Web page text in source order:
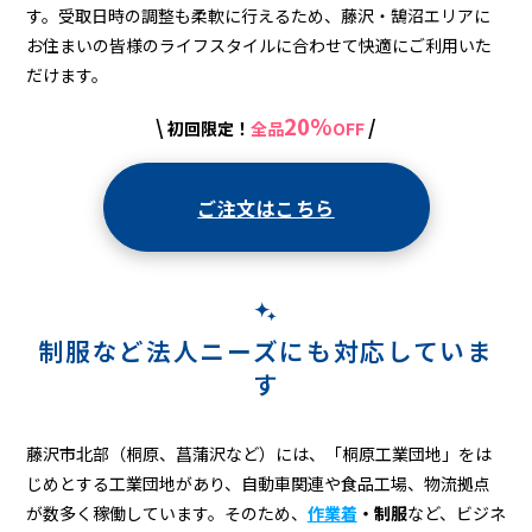
す。受取日時の調整も柔軟に行えるため、藤沢・鵠沼エリアに
お住まいの皆様のライフスタイルに合わせて快適にご利用いた
だけます。
\ 初回限定！ 全品20%OFF /
ご注文はこちら
制服など法人ニーズにも対応していま
す
藤沢市北部（桐原、菖蒲沢など）には、「桐原工業団地」をは
じめとする工業団地があり、自動車関連や食品工場、物流拠点
が数多く稼働しています。そのため、 作業着・制服など、ビジネ